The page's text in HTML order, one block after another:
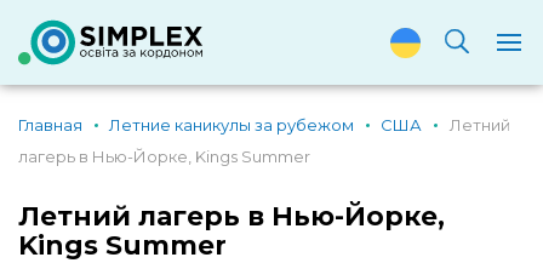
Главная Летние каникулы за рубежом США
Летний
лагерь в Нью-Йорке, Kings Summer
Летний лагерь в Нью-Йорке,
Kings Summer